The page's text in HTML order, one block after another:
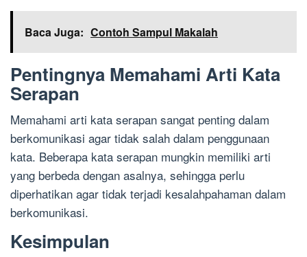
Baca Juga: Contoh Sampul Makalah
Pentingnya Memahami Arti Kata
Serapan
Memahami arti kata serapan sangat penting dalam
berkomunikasi agar tidak salah dalam penggunaan
kata. Beberapa kata serapan mungkin memiliki arti
yang berbeda dengan asalnya, sehingga perlu
diperhatikan agar tidak terjadi kesalahpahaman dalam
berkomunikasi.
Kesimpulan